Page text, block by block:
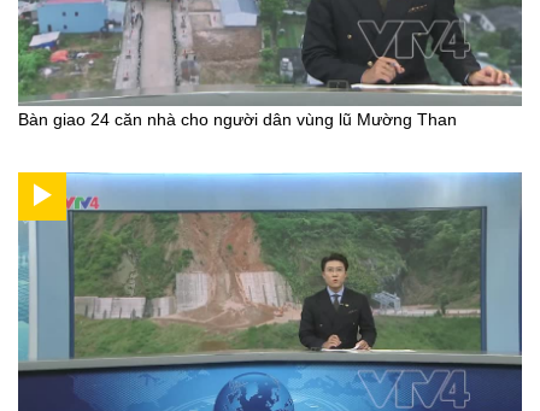
Bàn giao 24 căn nhà cho người dân vùng lũ Mường Than